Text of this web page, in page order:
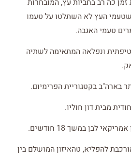
כה רב בחביות עץ, המובחרות
שטעמי העץ לא השתלטו על טעמו
טעמי האגבה.
ונפלאה המתאימה לשתיה
בארה"ב בקטגוריית הפרימיום.
מבית דון חוליו.
לבן במשך 18 חודשים.
להפליא, טהאיזון המושלם בין